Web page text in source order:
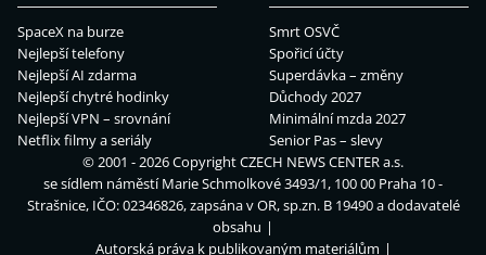
SpaceX na burze
Nejlepší telefony
Nejlepší AI zdarma
Nejlepší chytré hodinky
Nejlepší VPN – srovnání
Netflix filmy a seriály
Smrt OSVČ
Spořicí účty
Superdávka – změny
Důchody 2027
Minimální mzda 2027
Senior Pas – slevy
© 2001 - 2026 CopyrightCZECH NEWS CENTER a.s.
se sídlem náměstí Marie Schmolkové 3493/1, 100 00 Praha 10 -
Strašnice, IČO: 02346826, zapsána v OR, sp.zn. B 19490 a dodavatelé
obsahu
Autorská práva k publikovaným materiálům